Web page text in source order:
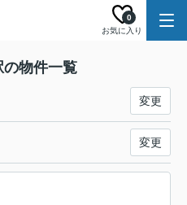
お気に入り
0
物件一覧
変更
変更